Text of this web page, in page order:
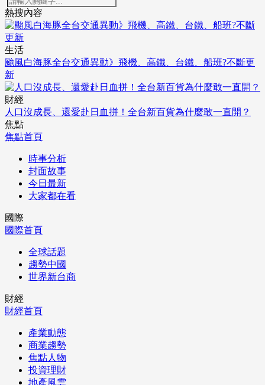
熱搜內容
生活
颱風白海豚全台交通異動》飛機、高鐵、台鐵、船班?不斷更
新
財經
人口沒成長、還愛赴日血拼！全台新百貨為什麼敢一直開？
焦點
焦點首頁
時事分析
封面故事
今日最新
大家都在看
國際
國際首頁
全球話題
趨勢中國
世界新台商
財經
財經首頁
產業動態
商業趨勢
焦點人物
投資理財
地產風雲